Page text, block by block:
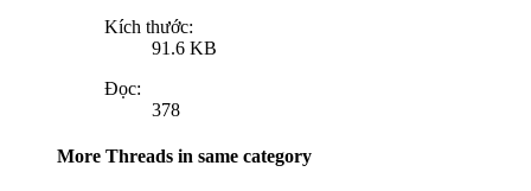
Kích thước:
91.6 KB
Đọc:
378
More Threads in same category